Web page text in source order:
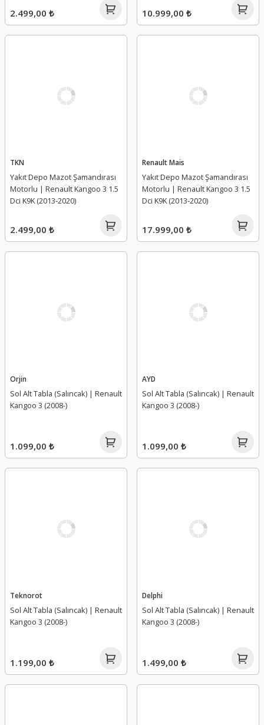
2.499,00 ₺ 10.999,00 ₺
TKN
Yakıt Depo Mazot Şamandırası
Motorlu | Renault Kangoo 3 1.5
Dci K9K (2013-2020)
2.499,00 ₺
Renault Mais
Yakıt Depo Mazot Şamandırası
Motorlu | Renault Kangoo 3 1.5
Dci K9K (2013-2020)
17.999,00 ₺
Orjin
Sol Alt Tabla (Salıncak) | Renault
Kangoo 3 (2008-)
1.099,00 ₺
AYD
Sol Alt Tabla (Salıncak) | Renault
Kangoo 3 (2008-)
1.099,00 ₺
Teknorot
Sol Alt Tabla (Salıncak) | Renault
Kangoo 3 (2008-)
1.199,00 ₺
Delphi
Sol Alt Tabla (Salıncak) | Renault
Kangoo 3 (2008-)
1.499,00 ₺